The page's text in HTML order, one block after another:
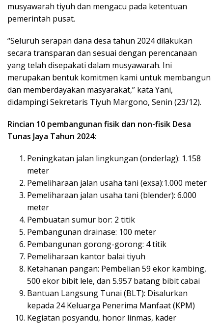
musyawarah tiyuh dan mengacu pada ketentuan
pemerintah pusat.
“Seluruh serapan dana desa tahun 2024 dilakukan
secara transparan dan sesuai dengan perencanaan
yang telah disepakati dalam musyawarah. Ini
merupakan bentuk komitmen kami untuk membangun
dan memberdayakan masyarakat,” kata Yani,
didampingi Sekretaris Tiyuh Margono, Senin (23/12).
Rincian 10 pembangunan fisik dan non-fisik Desa
Tunas Jaya Tahun 2024:
Peningkatan jalan lingkungan (onderlag): 1.158
meter
Pemeliharaan jalan usaha tani (exsa):1.000 meter
Pemeliharaan jalan usaha tani (blender): 6.000
meter
Pembuatan sumur bor: 2 titik
Pembangunan drainase: 100 meter
Pembangunan gorong-gorong: 4 titik
Pemeliharaan kantor balai tiyuh
Ketahanan pangan: Pembelian 59 ekor kambing,
500 ekor bibit lele, dan 5.957 batang bibit cabai
Bantuan Langsung Tunai (BLT): Disalurkan
kepada 24 Keluarga Penerima Manfaat (KPM)
Kegiatan posyandu, honor linmas, kader